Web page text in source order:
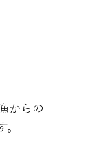
からの